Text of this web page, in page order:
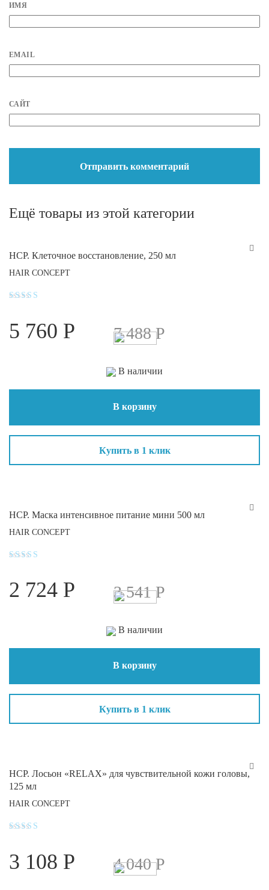
ИМЯ
EMAIL
САЙТ
Ещё товары из этой категории
HCP. Клеточное восстановление, 250 мл
HAIR CONCEPT
из 5
5 760 Р 7 488Р
В наличии
В корзину
Купить в 1 клик
HCP. Маска интенсивное питание мини 500 мл
HAIR CONCEPT
из 5
2 724 Р 3 541Р
В наличии
В корзину
Купить в 1 клик
HCP. Лосьон «RELAX» для чувствительной кожи головы,
125 мл
HAIR CONCEPT
из 5
3 108 Р 4 040Р